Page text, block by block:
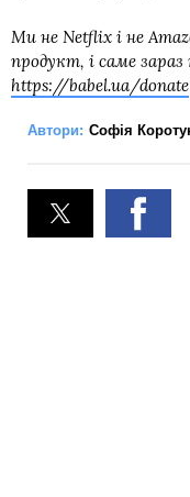
Ми не Netflix і не
продукт, і саме
https://babel.ua/donate
Автори: Софія